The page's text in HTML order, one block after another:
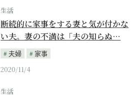
生活
断続的に家事をする妻と気が付かな
い夫。妻の不満は「夫の知らぬ…
夫婦
家事
2020/11/4
生活